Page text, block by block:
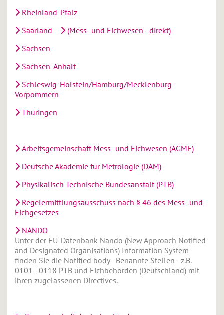
Rheinland-Pfalz
Saarland
(Mess- und Eichwesen - direkt)
Sachsen
Sachsen-Anhalt
Schleswig-Holstein/Hamburg/Mecklenburg-
Vorpommern
Thüringen
Arbeitsgemeinschaft Mess- und Eichwesen (AGME)
Deutsche Akademie für Metrologie (DAM)
Physikalisch Technische Bundesanstalt (PTB)
Regelermittlungsausschuss nach § 46 des Mess- und
Eichgesetzes
NANDO
Unter der EU-Datenbank Nando (New Approach Notified
and Designated Organisations) Information System
finden Sie die Notified body - Benannte Stellen - z.B.
0101 - 0118 PTB und Eichbehörden (Deutschland) mit
ihren zugelassenen Directives.